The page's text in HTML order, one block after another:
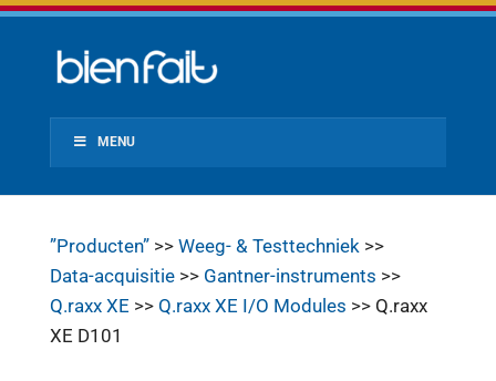
MENU
”Producten”>> Weeg- & Testtechniek>>
Data-acquisitie>> Gantner-instruments >>
Q.raxx XE >> Q.raxx XE I/O Modules >> Q.raxx
XE D101